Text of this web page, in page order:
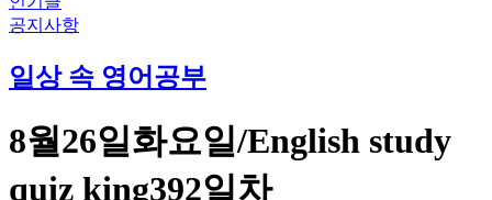
공지사항
일상 속 영어공부
8월26일화요일/English study
quiz king392일차